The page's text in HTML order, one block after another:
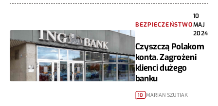
BEZPIECZEŃSTWO
10
MAJ
2024
Czyszczą Polakom
konta. Zagrożeni
klienci dużego
banku
10 MARIAN SZUTIAK